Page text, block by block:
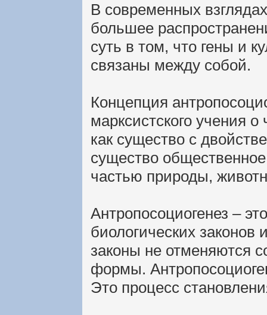
В современных
большее
суть в том, что гены и
связаны между собой.
Концепция
марксистского учения
как существо с
существо
частью природы,
Антропосоциогенез –
биологических
законы не отменяются
формы.
Это процесс